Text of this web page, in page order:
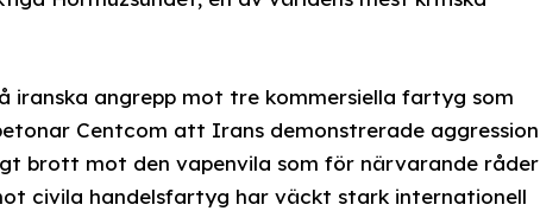
angrepp mot tre kommersiella fartyg som
Centcom att Irans demonstrerade aggression
brott mot den vapenvila som för närvarande råder
civila handelsfartyg har väckt stark internationell